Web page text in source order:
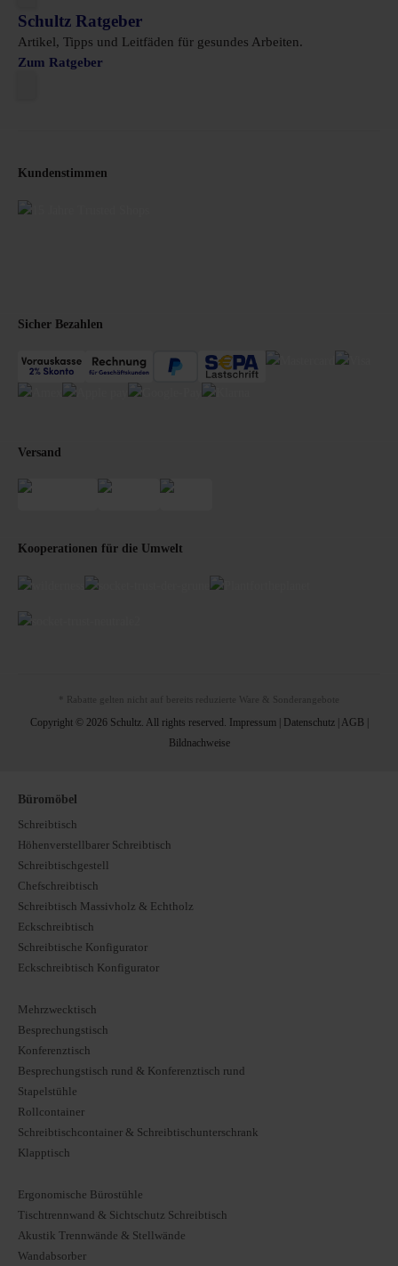
Schultz Ratgeber
Artikel, Tipps und Leitfäden für gesundes Arbeiten.
Zum Ratgeber
Kundenstimmen
Sicher Bezahlen
Versand
Kooperationen für die Umwelt
* Rabatte gelten nicht auf bereits reduzierte Ware & Sonderangebote
Copyright © 2026 Schultz. All rights reserved. Impressum| Datenschutz| AGB
Bildnachweise
Büromöbel
Schreibtisch
Höhenverstellbarer Schreibtisch
Schreibtischgestell
Chefschreibtisch
Schreibtisch Massivholz & Echtholz
Eckschreibtisch
Schreibtische Konfigurator
Eckschreibtisch Konfigurator
Mehrzwecktisch
Besprechungstisch
Konferenztisch
Besprechungstisch rund & Konferenztisch rund
Stapelstühle
Rollcontainer
Schreibtischcontainer & Schreibtischunterschrank
Klapptisch
Ergonomische Bürostühle
Tischtrennwand & Sichtschutz Schreibtisch
Akustik Trennwände & Stellwände
Wandabsorber